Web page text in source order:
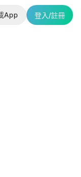
App 登入/註冊